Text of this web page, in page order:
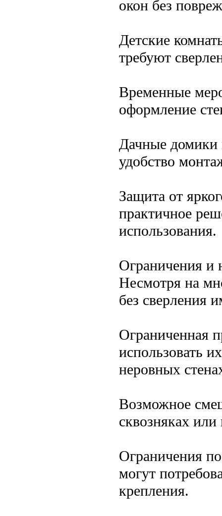
окон без
Детские
требуют
Временные
оформление
Дачные домики
удобство
Защита от
практичное
использования.
Ограничения и
Несмотря на
без сверления
Ограниченная
использовать
неровных
Возможное
сквозняках
Ограничения
могут
крепления.